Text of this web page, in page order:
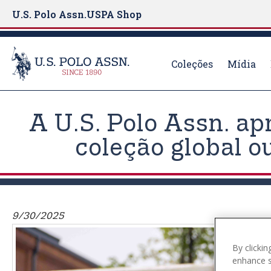
m
U.S. Polo Assn.USPA Shop
Coleções Mídia
A U.S. Polo Assn.
coleção global
9/30/2025
By
enhance